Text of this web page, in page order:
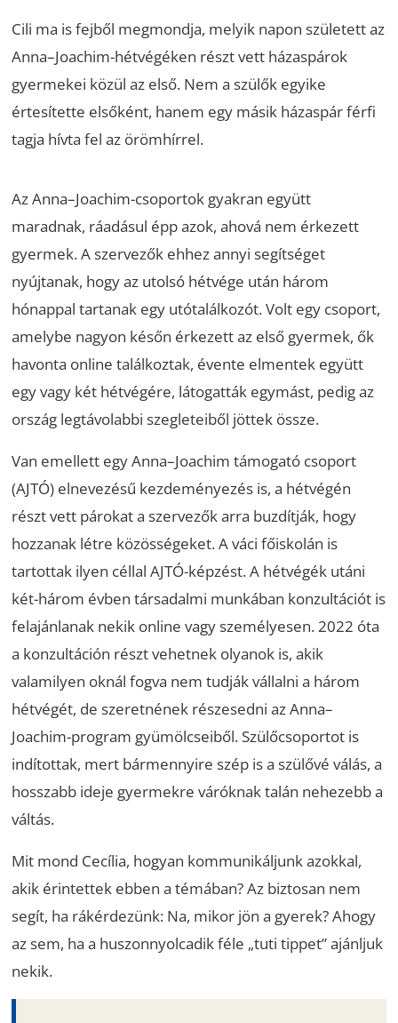
Cili ma is fejből megmondja, melyik napon született az
Anna–Joachim-hétvégéken részt vett házaspárok
gyermekei közül az első. Nem a szülők egyike
értesítette elsőként, hanem egy másik házaspár férfi
tagja hívta fel az örömhírrel.
Az Anna–Joachim-csoportok gyakran együtt
maradnak, ráadásul épp azok, ahová nem érkezett
gyermek. A szervezők ehhez annyi segítséget
nyújtanak, hogy az utolsó hétvége után három
hónappal tartanak egy utótalálkozót. Volt egy csoport,
amelybe nagyon későn érkezett az első gyermek, ők
havonta online találkoztak, évente elmentek együtt
egy vagy két hétvégére, látogatták egymást, pedig az
ország legtávolabbi szegleteiből jöttek össze.
Van emellett egy Anna–Joachim támogató csoport
(AJTÓ) elnevezésű kezdeményezés is, a hétvégén
részt vett párokat a szervezők arra buzdítják, hogy
hozzanak létre közösségeket. A váci főiskolán is
tartottak ilyen céllal AJTÓ-képzést. A hétvégék utáni
két-három évben társadalmi munkában konzultációt is
felajánlanak nekik online vagy személyesen. 2022 óta
a konzultáción részt vehetnek olyanok is, akik
valamilyen oknál fogva nem tudják vállalni a három
hétvégét, de szeretnének részesedni az Anna–
Joachim-program gyümölcseiből. Szülőcsoportot is
indítottak, mert bármennyire szép is a szülővé válás, a
hosszabb ideje gyermekre váróknak talán nehezebb a
váltás.
Mit mond Cecília, hogyan kommunikáljunk azokkal,
akik érintettek ebben a témában? Az biztosan nem
segít, ha rákérdezünk: Na, mikor jön a gyerek? Ahogy
az sem, ha a huszonnyolcadik féle „tuti tippet” ajánljuk
nekik.